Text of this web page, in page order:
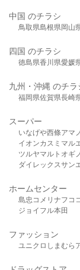
中国 のチラシ
鳥取県島根県岡山
四国 のチラシ
徳島県香川県愛媛
九州・沖縄 のチラ
福岡県佐賀県長崎
スーパー
いなげや西條アマ
イオンカスミ マル
ツルヤマルト オギ
ダイレックスサン
ホームセンター
島忠 コメリ ナフコ
ジョイフル本田
ファッション
ユニクロ しまむら